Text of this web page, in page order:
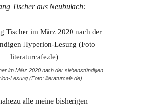
Tischer aus Neubulach:
im März 2020 nach der siebenstündigen
Lesung (Foto: literaturcafe.de)
alle meine bisherigen